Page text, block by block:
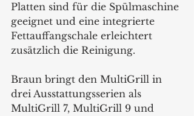
Platten sind für die Spülmaschine
geeignet und eine integrierte
Fettauffangschale erleichtert
zusätzlich die Reinigung.
Braun bringt den MultiGrill in
drei Ausstattungsserien als
MultiGrill 7, MultiGrill 9 und